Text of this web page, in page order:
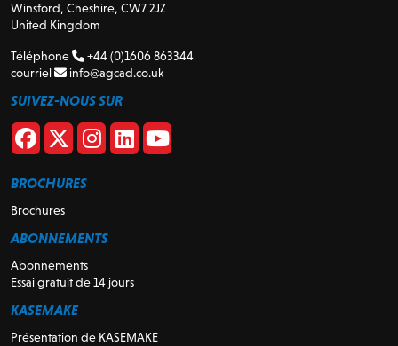
Winsford, Cheshire, CW7 2JZ
United Kingdom
Téléphone
+44 (0)1606 863344
courriel
info@agcad.co.uk
SUIVEZ-NOUS SUR
BROCHURES
Brochures
ABONNEMENTS
Abonnements
Essai gratuit de 14 jours
KASEMAKE
Présentation de KASEMAKE